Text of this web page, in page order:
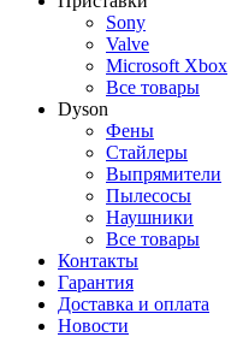
Sony
Valve
Microsoft Xbox
Все товары
Dyson
Фены
Стайлеры
Выпрямители
Пылесосы
Наушники
Все товары
Контакты
Гарантия
Доставка и оплата
Новости